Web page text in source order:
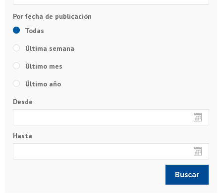
Todas
Última semana
Último mes
Último año
Desde
Hasta